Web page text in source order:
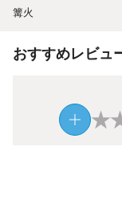
篝火
おすすめレビュ
★